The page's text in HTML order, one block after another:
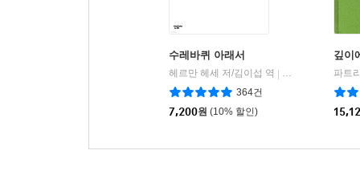
수레바퀴 아래서
헤르만 헤세 저/김이섭 역
민음사
364건
7,200원 (10% 할인)
깊이